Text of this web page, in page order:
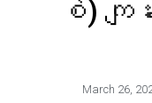
စ်) ကျ
March 26,